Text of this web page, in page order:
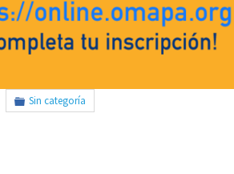
Sin categoría